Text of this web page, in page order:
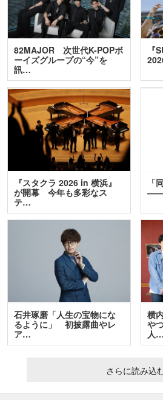
82MAJOR 次世代K-POPボ
ーイズグループの“今”を
訊…
『
『スタクラ 2026 in 横浜』
が開幕 今年も多彩なス
テ…
「
石井琢磨「人生の宝物にな
るように」 初披露曲やレ
ア…
横
や
人…
さらに読み込